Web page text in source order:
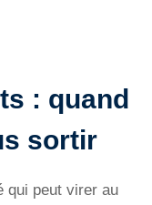
: quand
sortir
qui peut virer au